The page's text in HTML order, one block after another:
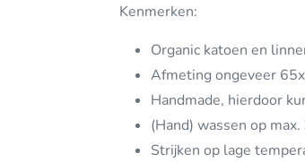
Kenmerken:
Organic katoen en
Afmeting ongeveer
Handmade, hierdoor
(Hand) wassen op
Strijken op lage